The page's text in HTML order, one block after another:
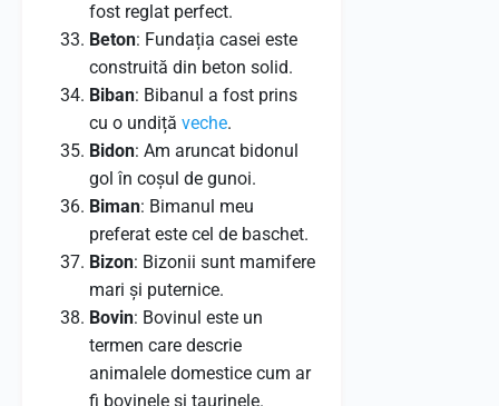
fost reglat perfect.
Beton: Fundația casei este
construită din beton solid.
Biban: Bibanul a fost prins
cu o undiță veche.
Bidon: Am aruncat bidonul
gol în coșul de gunoi.
Biman: Bimanul meu
preferat este cel de baschet.
Bizon: Bizonii sunt mamifere
mari și puternice.
Bovin: Bovinul este un
termen care descrie
animalele domestice cum ar
fi bovinele și taurinele.